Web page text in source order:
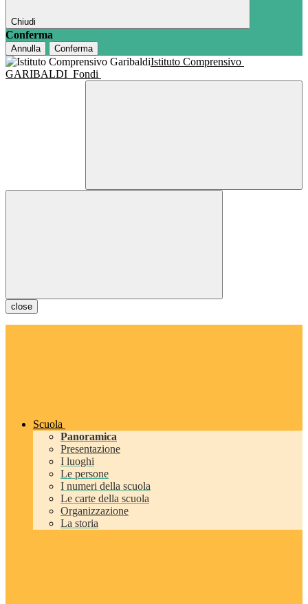
Chiudi
Conferma
Annulla Conferma
Istituto Comprensivo
GARIBALDI Fondi
close
Scuola
Panoramica
Presentazione
I luoghi
Le persone
I numeri della scuola
Le carte della scuola
Organizzazione
La storia